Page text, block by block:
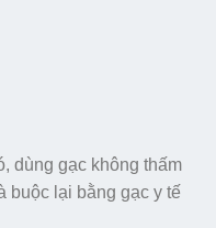
dùng gạc không thấm
buộc lại bằng gạc y tế